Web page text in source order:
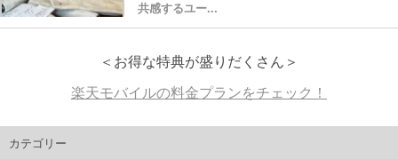
共感するユー...
＜お得な特典が盛りだくさん＞
楽天モバイルの料金プランをチェック！
カテゴリー